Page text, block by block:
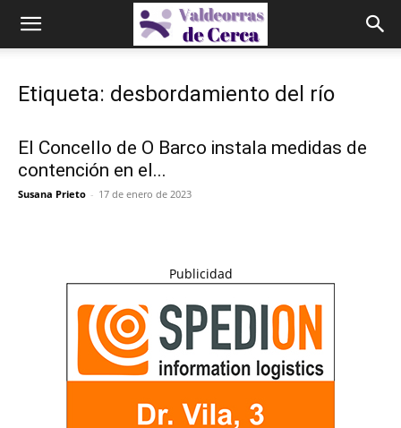
Etiqueta: desbordamiento del río
El Concello de O Barco instala medidas de
contención en el...
Susana Prieto - 17 de enero de 2023
Publicidad